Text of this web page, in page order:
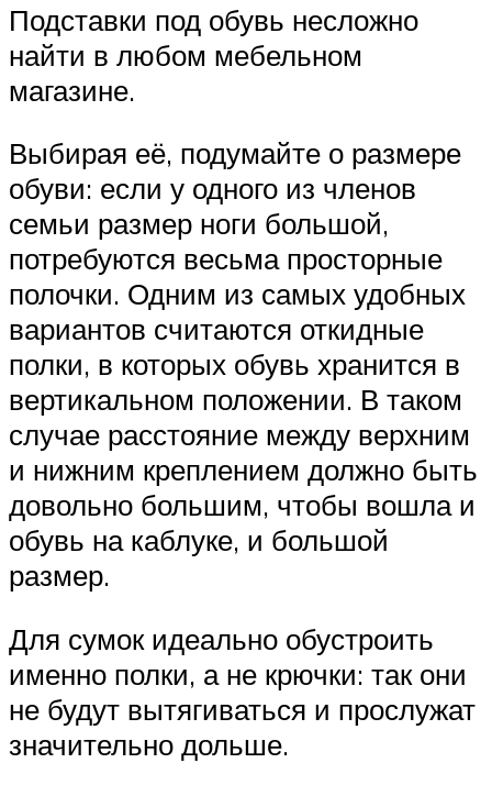
Подставки под обувь несложно
найти в любом мебельном
магазине.
Выбирая её, подумайте о размере
обуви: если у одного из членов
семьи размер ноги большой,
потребуются весьма просторные
полочки. Одним из самых удобных
вариантов считаются откидные
полки, в которых обувь хранится в
вертикальном положении. В таком
случае расстояние между верхним
и нижним креплением должно быть
довольно большим, чтобы вошла и
обувь на каблуке, и большой
размер.
Для сумок идеально обустроить
именно полки, а не крючки: так они
не будут вытягиваться и прослужат
значительно дольше.